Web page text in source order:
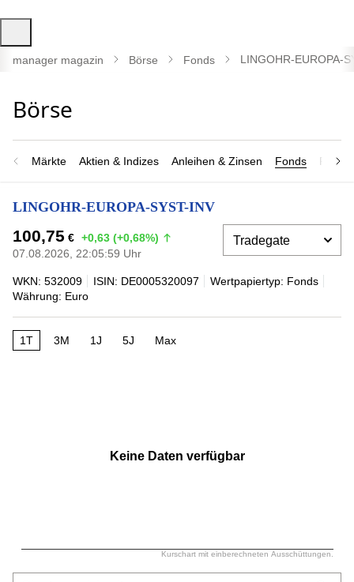
öffnen
manager magazin Börse Fonds LINGOHR-EUROPA-
Märkte Aktien & Indizes Anleihen & Zinsen Fonds
LINGOHR-EUROPA-SYST-INV
100,75 € +0,63 (+0,68%)
07.08.2026, 22:05:59 Uhr
WKN: 532009 ISIN: DE0005320097
Wertpapiertyp: Fonds
Währung: Euro
1T 3M 1J 5J Max
Kurschart mit einberechneten Ausschüttungen.
Keine Daten verfügbar